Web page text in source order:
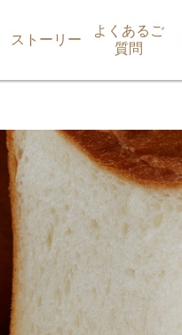
ストーリー
よくあるご
質問